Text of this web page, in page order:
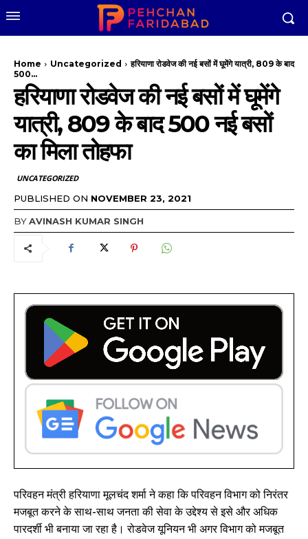
Home Uncategorized
हरियाणा रोडवेज की नई बसों में घूमेंगे यात्री, 809 के बाद
500...
हरियाणा रोडवेज की नई बसों में घूमेंगे
यात्री, 809 के बाद 500 नई बसों
का मिला तोहफा
UNCATEGORIZED
PUBLISHED ON NOVEMBER 23, 2021
BYAVINASH KUMAR SINGH
परिवहन मंत्री हरियाणा मूलचंद शर्मा ने कहा कि परिवहन विभाग को निरंतर
मजबूत करने के साथ-साथ जनता की सेवा के उद्देश्य से इसे और अधिक
पारदर्शी भी बनाया जा रहा है। रोडवेज यूनियन भी अगर विभाग को मजबूत